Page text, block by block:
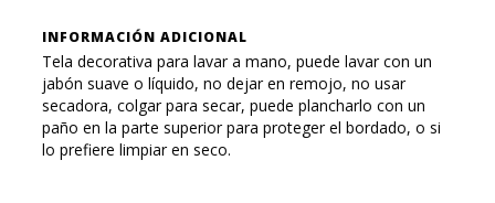
INFORMACIÓN ADICIONAL
Tela decorativa para lavar a mano, puede lavar con un
jabón suave o líquido, no dejar en remojo, no usar
secadora, colgar para secar, puede plancharlo con un
paño en la parte superior para proteger el bordado, o si
lo prefiere limpiar en seco.